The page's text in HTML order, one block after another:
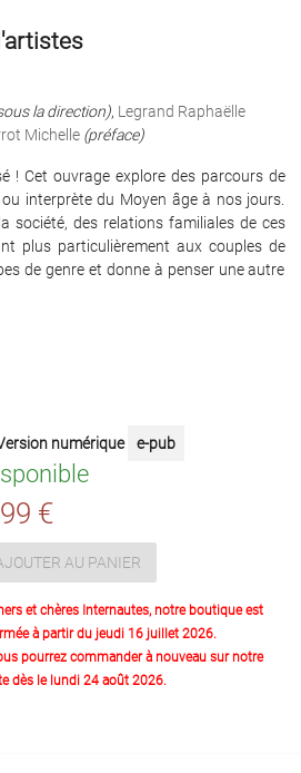
la direction), Legrand Raphaëlle
Michelle (préface)
! Cet ouvrage explore des parcours de
interprète du Moyen âge à nos jours.
société, des relations familiales de ces
plus particulièrement aux couples de
de genre et donne à penser une autre
numérique e-pub
€
AU PANIER
et chères Internautes, notre boutique est
à partir du jeudi 16 juillet 2026.
pourrez commander à nouveau sur notre
dès le lundi 24 août 2026.